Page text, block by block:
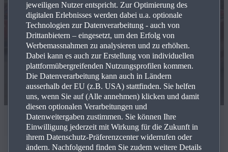
LAGERFAHRZEUGE
jeweiligen Nutzer entspricht. Zur Optimierung des
digitalen Erlebnisses werden dabei u.a. optionale
Technologien zur Datenverarbeitung - auch von
Drittanbietern – eingesetzt, um den Erfolg von
Werbemassnahmen zu analysieren und zu erhöhen.
Dabei kann es auch zur Erstellung von individuellen
plattformübergreifenden Nutzungsprofilen kommen.
Die Datenverarbeitung kann auch in Ländern
ausserhalb der EU (z.B. USA) stattfinden. Sie helfen
uns, wenn Sie auf (Alle annehmen) klicken und damit
diesen optionalen Verarbeitungen und
Datenweitergaben zustimmen. Sie können Ihre
Einwilligung jederzeit mit Wirkung für die Zukunft in
ihrem Datenschutz-Präferenzcenter widerrufen oder
ändern. Nachfolgend finden Sie zudem weitere Details